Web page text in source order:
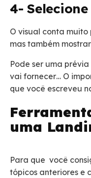
4-
O visual conta
mas também
Pode ser uma
vai fornecer… O
que você escreveu
uma
Para que você
tópicos anteriores e